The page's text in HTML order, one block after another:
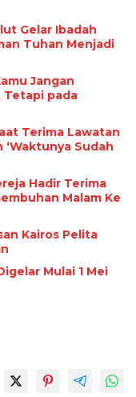
Gelar Ibadah
Tuhan Menjadi
Jangan
Tetapi pada
Terima Lawatan
Hadir Terima
Kairos Pelita
Mulai 1 Mei